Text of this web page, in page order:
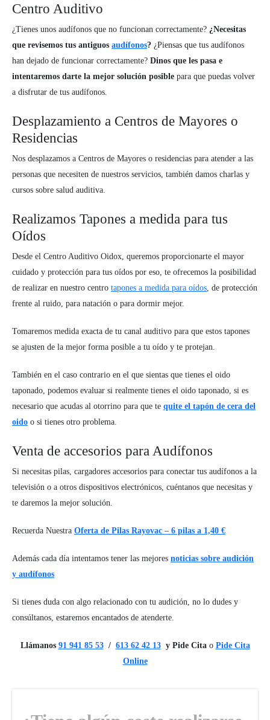
Centro Auditivo
¿Tienes unos audífonos que no funcionan correctamente? ¿Necesitas
que revisemos tus antiguos audífonos? ¿Piensas que tus audífonos
han dejado de funcionar correctamente? Dinos que les pasa e
intentaremos darte la mejor solución posible para que puedas volver
a disfrutar de tus audífonos.
Desplazamiento a Centros de Mayores o
Residencias
Nos desplazamos a Centros de Mayores o residencias para atender a las
personas que necesiten de nuestros servicios, también damos charlas y
cursos sobre salud auditiva.
Realizamos Tapones a medida para tus
Oídos
Desde el Centro Auditivo Oidox, queremos proporcionarte el mayor
cuidado y protección para tus oídos por eso, te ofrecemos la posibilidad
de realizar en nuestro centro tapones a medida para oídos, de protección
frente al ruido, para natación o para dormir mejor.
Tomaremos medida exacta de tu canal auditivo para que estos tapones
se ajusten de la mejor forma posible a tu oído y te protejan.
También en el caso contrario en el que sientas que tienes el oido
taponado, podemos evaluar si realmente tienes el oido taponado, si es
necesario que acudas al otorrino para que te quite el tapón de cera del
oido o si tienes otro problema.
Venta de accesorios para Audífonos
Si necesitas pilas, cargadores accesorios para conectar tus audífonos a la
televisión o a otros dispositivos electrónicos, cuéntanos que necesitas y
te daremos la mejor solución.
Recuerda Nuestra Oferta de Pilas Rayovac – 6 pilas a 1,40 €
Además cada día intentamos tener las mejores noticias sobre audición
y audífonos
Si tienes duda con algo relacionado con tu audición, no lo dudes y
consúltanos, estaremos encantados de atenderte.
Llámanos 91 941 85 53/ 613 62 42 13y Pide Citao Pide Cita
Online